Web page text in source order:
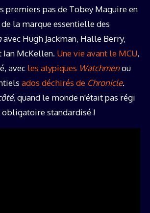
premiers pas de Tobey Maguire en
la marque essentielle des
avec Hugh Jackman, Halle Berry,
Ian McKellen. Une vie avant le MCU,
avec les atypiques Watchmenou
ados déchirés de Chronicle.
, quand le monde n'était pas régi
standardisé !